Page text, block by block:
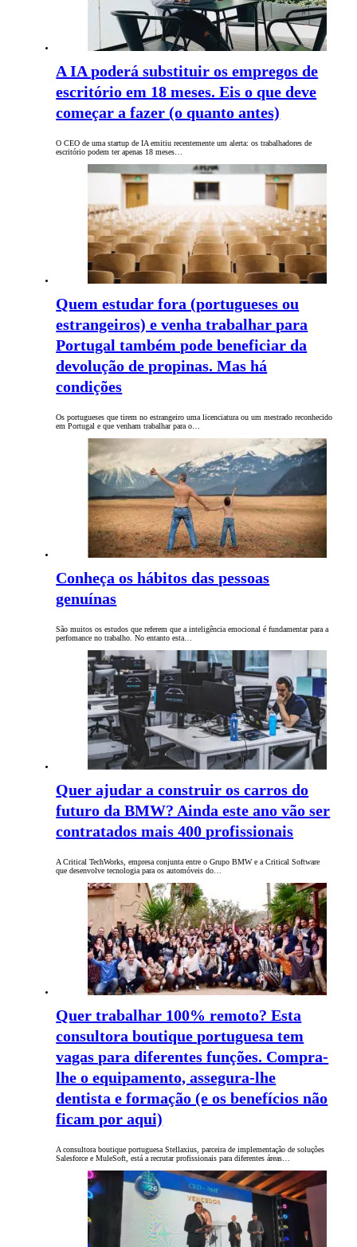
A IA poderá substituir os empregos de
escritório em 18 meses. Eis o que deve
começar a fazer (o quanto antes)
O CEO de uma startup de IA emitiu recentemente um alerta: os trabalhadores de
escritório podem ter apenas 18 meses…
Quem estudar fora (portugueses ou
estrangeiros) e venha trabalhar para
Portugal também pode beneficiar da
devolução de propinas. Mas há
condições
Os portugueses que tirem no estrangeiro uma licenciatura ou um mestrado reconhecido
em Portugal e que venham trabalhar para o…
Conheça os hábitos das pessoas
genuínas
São muitos os estudos que referem que a inteligência emocional é fundamentar para a
perfomance no trabalho. No entanto esta…
Quer ajudar a construir os carros do
futuro da BMW? Ainda este ano vão ser
contratados mais 400 profissionais
A Critical TechWorks, empresa conjunta entre o Grupo BMW e a Critical Software
que desenvolve tecnologia para os automóveis do…
Quer trabalhar 100% remoto? Esta
consultora boutique portuguesa tem
vagas para diferentes funções. Compra-
lhe o equipamento, assegura-lhe
dentista e formação (e os benefícios não
ficam por aqui)
A consultora boutique portuguesa Stellaxius, parceira de implementação de soluções
Salesforce e MuleSoft, está a recrutar profissionais para diferentes áreas…